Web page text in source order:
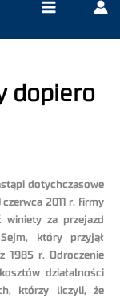
dopiero
dotychczasowe
2011 r. firmy
winiety za przejazd
który przyjął
1985 r. Odroczenie
działalności
którzy liczyli, że